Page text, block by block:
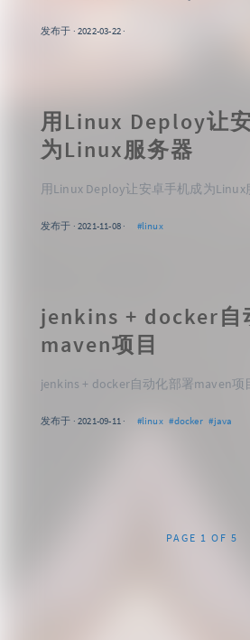
发布于 · 2022-03-22 ·
用Linux Deploy让
为Linux服务器
用Linux Deploy让安卓手机成为Linux
发布于 · 2021-11-08 · #linux
jenkins + docker自
maven项目
jenkins + docker自动化部署maven项
发布于 · 2021-09-11 · #linux #docker #java
PAGE 1 OF 5